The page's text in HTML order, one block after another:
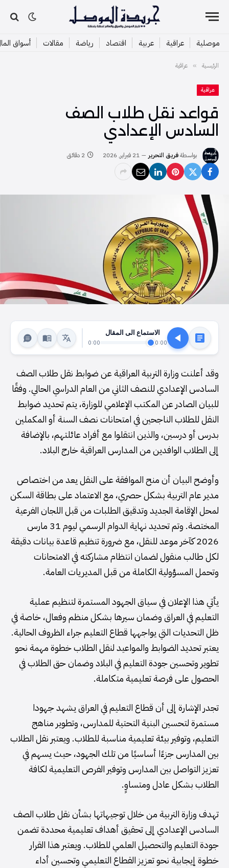
موصلية عراقية عربية اقتصاد رياضة مقالات أسواق
الرئيسية » عراقية
عراقية
قواعد نقل طلاب الصف
السادس الإعدادي
بواسطةفريق التحرير 21 فبراير, 2026 2 دقائق
الاستماع الى المقال
0:00
0:00
وقد أعلنت وزارة التربية العراقية عن ضوابط نقل طلاب الصف
السادس الإعدادي للنصف الثاني من العام الدراسي الحالي. وفقًا
للبيان الصادر عن المكتب الإعلامي للوزارة، يتم تحديد ضوابط
النقل للطلاب الناجحين في امتحانات نصف السنة أو المكملين
بدرس أو درسين، والذين انتقلوا مع أفراد عائلتهم، بالإضافة
إلى الطلاب الوافدين من المدارس العراقية خارج البلاد.
وأوضح البيان أن منح الموافقة على النقل يعد من اختصاص
مدير عام التربية بشكل حصري، مع الاعتماد على بطاقة السكن
لمحل الإقامة الجديد وتدقيق الطلبات من قبل اللجان الفرعية
المختصة. وتم تحديد نهاية الدوام الرسمي ليوم 31 مارس
2026 كآخر موعد للنقل، مع ضرورة تنظيم قاعدة بيانات دقيقة
لكل طالب منقول لضمان انتظام مشاركته في الامتحانات
وتحمل المسؤولية الكاملة من قبل المديريات العامة.
يأتي هذا الإعلان في سياق الجهود المستمرة لتنظيم عملية
التعليم في العراق وضمان سيرها بشكل منظم وفعال، خاصة في
ظل التحديات التي يواجهها قطاع التعليم جراء الظروف الحالية.
يعتبر تحديد الضوابط والمواعيد لنقل الطلاب خطوة مهمة نحو
تطوير وتحسين جودة التعليم في البلاد وضمان حق الطلاب في
الحصول على فرصة تعليمية متكاملة.
تجدر الإشارة إلى أن قطاع التعليم في العراق يشهد جهودا
مستمرة لتحسين البنية التحتية للمدارس، وتطوير مناهج
التعليم، وتوفير بيئة تعليمية مناسبة للطلاب. ويعتبر نقل الطلاب
بين المدارس جزءًا أساسيًا من تلك الجهود، حيث يسهم في
تعزيز التواصل بين المدارس وتوفير الفرص التعليمية لكافة
الطلاب بشكل عادل ومتساوٍ.
تهدف وزارة التربية من خلال توجيهاتها بشأن نقل طلاب الصف
السادس الإعدادي إلى تحقيق أهداف تعليمية محددة تضمن
جودة التعليم والتحصيل العلمي للطلاب. ويعتبر هذا القرار
خطوة إيجابية نحو تعزيز القطاع التعليمي وتحسين أداء